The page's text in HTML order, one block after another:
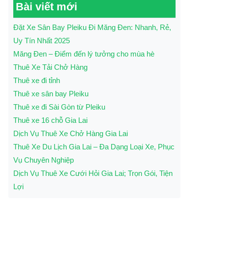
Bài viết mới
Đặt Xe Sân Bay Pleiku Đi Măng Đen: Nhanh, Rẻ,
Uy Tín Nhất 2025
Măng Đen – Điểm đến lý tưởng cho mùa hè
Thuê Xe Tải Chở Hàng
Thuê xe đi tỉnh
Thuê xe sân bay Pleiku
Thuê xe đi Sài Gòn từ Pleiku
Thuê xe 16 chỗ Gia Lai
Dịch Vụ Thuê Xe Chở Hàng Gia Lai
Thuê Xe Du Lịch Gia Lai – Đa Dạng Loại Xe, Phục
Vụ Chuyên Nghiệp
Dịch Vụ Thuê Xe Cưới Hỏi Gia Lai; Trọn Gói, Tiện
Lợi